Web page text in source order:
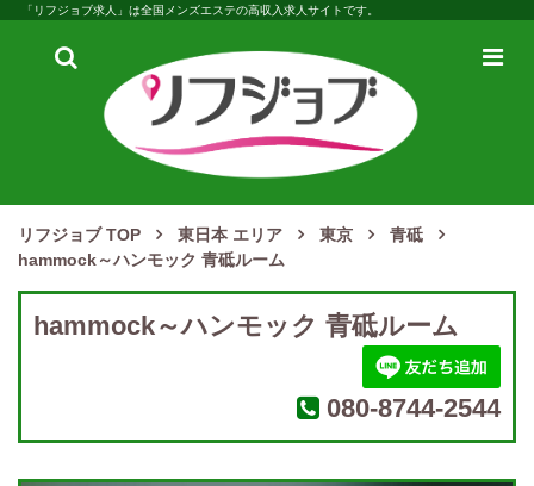
「リフジョブ求人」は全国メンズエステの高収入求人サイトです。
検
メ
リフジョブ TOP 東日本 エリア 東京
青砥
hammock～ハンモック 青砥ルーム
hammock～ハンモック 青砥ルーム
080-8744-2544